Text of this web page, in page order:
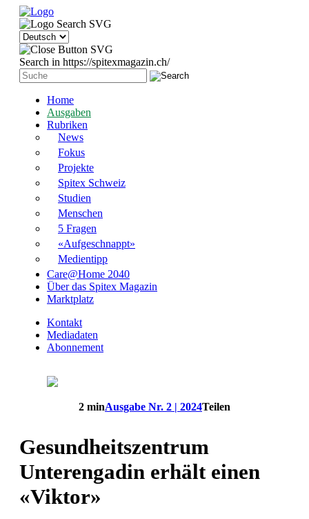
Search in https://spitexmagazin.ch/
Home
Ausgaben
Rubriken
News
Fokus
Projekte
Spitex Schweiz
Studien
Menschen
5 Fragen
«Aufgeschnappt»
Medientipp
Care@Home 2040
Über das Spitex Magazin
Marktplatz
Kontakt
Mediadaten
Abonnement
2 minAusgabe Nr. 2 | 2024Teilen
Gesundheitszentrum
Unterengadin erhält einen
«Viktor»